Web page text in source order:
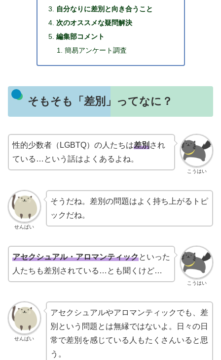
自分なりに差別と向き合うこと
次のオススメな疑問解決
編集部コメント
簡易アンケート調査
そもそも「差別」ってなに？
こうはい
性的少数者（LGBTQ）の人たちは差別され
ている…という話はよくあるよね。
せんぱい
そうだね。差別の問題はよく持ち上がるトピ
ックだね。
こうはい
アセクシュアル・アロマンティックといった
人たちも差別されている…とも聞くけど…
せんぱい
アセクシュアルやアロマンティックでも、差
別という問題とは無縁ではないよ。日々の日
常で差別を感じている人もたくさんいると思
う。